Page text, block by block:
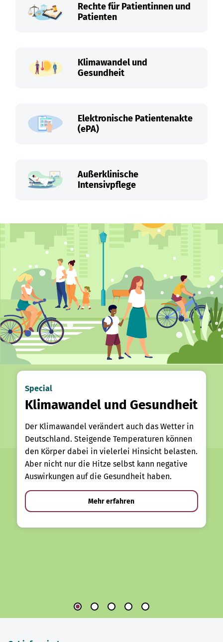
Rechte für Patientinnen und
Patienten
Klimawandel und
Gesundheit
Elektronische Patientenakte
(ePA)
Außerklinische
Intensivpflege
Special
Klimawandel und Gesundheit
Der Klimawandel verändert auch das Wetter in
Deutschland. Steigende Temperaturen können
den Körper dabei in vielerlei Hinsicht belasten.
Aber nicht nur die Hitze selbst kann negative
Auswirkungen auf die Gesundheit haben.
Mehr erfahren